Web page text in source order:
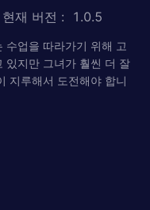
현재 버전 : 1.0.5
수업을 따라가기 위해 고
있지만 그녀가 훨씬 더 잘
지루해서 도전해야 합니